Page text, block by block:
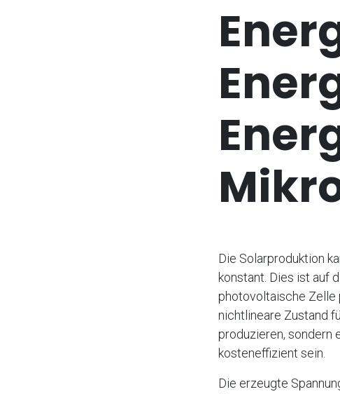
Die Solarproduktion
konstant. Dies ist auf
photovoltaische Zelle
nichtlineare Zustand
produzieren, sondern
kosteneffizient sein.
Die erzeugte